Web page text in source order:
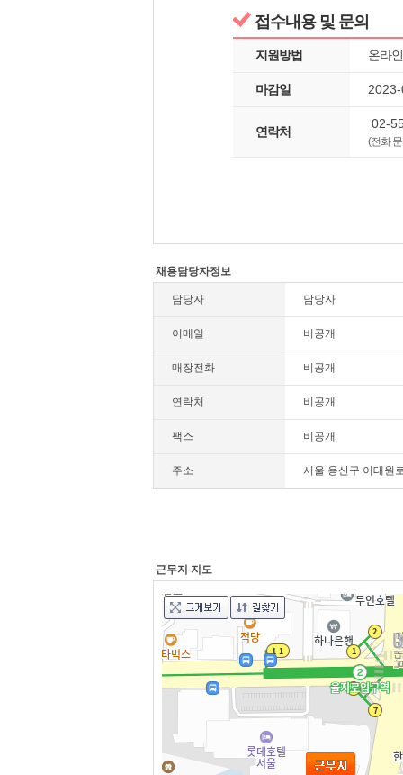
접수내용 및 문의
지원방법 온라
마감일
연락처
02-
(전화
채용담당자정보
담당자 담당자
이메일 비공개
매장전화 비공개
연락처 비공개
팩스 비공개
주소 서울 용산구 이태원
근무지 지도